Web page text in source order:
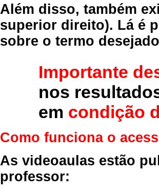
Além disso, também
superior direito). Lá é
sobre o termo
Importante
nos
em condição
Como funciona o
As videoaulas estão
professor: